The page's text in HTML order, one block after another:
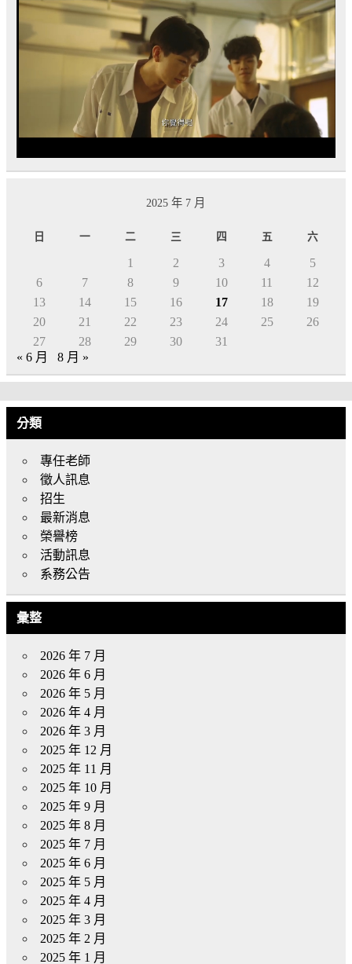
2025 年 7 月
日 一 二 三 四 五 六
1 2 3 4
5
6
7 8 9 10 11
12
13
14 15 16 17 18
19
20
21 22 23 24 25
26
27
28 29 30
31
« 6 月
8 月 »
分類
專任老師
徵人訊息
招生
最新消息
榮譽榜
活動訊息
系務公告
彙整
2026 年 7 月
2026 年 6 月
2026 年 5 月
2026 年 4 月
2026 年 3 月
2025 年 12 月
2025 年 11 月
2025 年 10 月
2025 年 9 月
2025 年 8 月
2025 年 7 月
2025 年 6 月
2025 年 5 月
2025 年 4 月
2025 年 3 月
2025 年 2 月
2025 年 1 月